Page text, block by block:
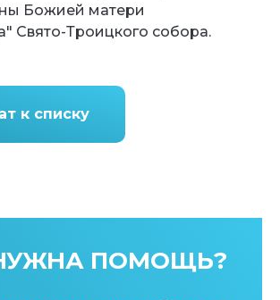
Божией матери
Свято-Троицкого собора.
к списку
ПОМОЩЬ?